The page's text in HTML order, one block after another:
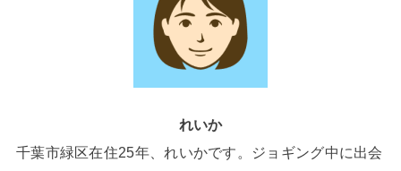
れいか
千葉市緑区在住25年、れいかです。ジョギング中に出会